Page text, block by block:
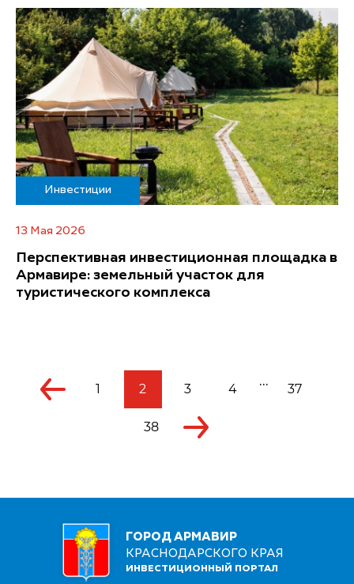
Инвестиции
13 Мая 2026
Перспективная инвестиционная площадка в
Армавире: земельный участок для
туристического комплекса
1 2 3 4 ... 37
38
ГОРОД АРМАВИР
КРАСНОДАРСКОГО КРАЯ
ИНВЕСТИЦИОННЫЙ ПОРТАЛ